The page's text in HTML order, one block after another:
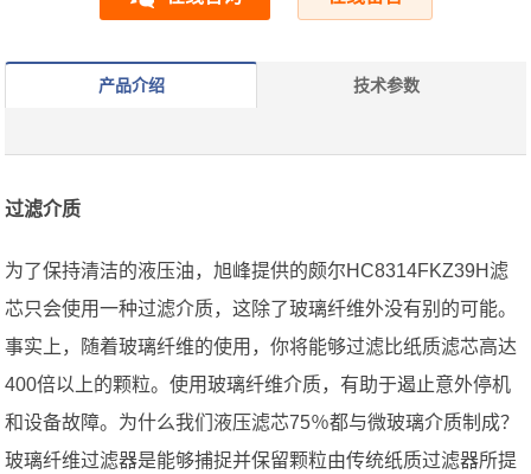
产品介绍 技术参数
过滤介质
为了保持清洁的液压油，旭峰提供的颇尔HC8314FKZ39H滤
芯只会使用一种过滤介质，这除了玻璃纤维外没有别的可能。
事实上，随着玻璃纤维的使用，你将能够过滤比纸质滤芯高达
400倍以上的颗粒。使用玻璃纤维介质，有助于遏止意外停机
和设备故障。为什么我们液压滤芯75％都与微玻璃介质制成？
玻璃纤维过滤器是能够捕捉并保留颗粒由传统纸质过滤器所提